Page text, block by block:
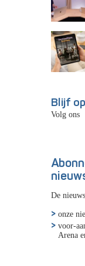
Blijf
Volg ons
De
onze
voor-
Arena